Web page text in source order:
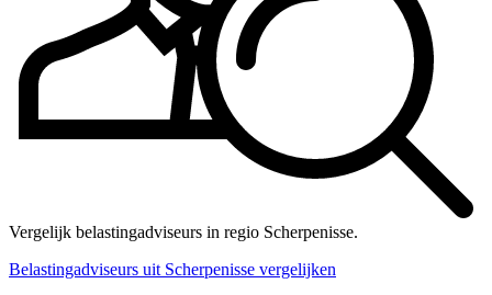
Vergelijk belastingadviseurs in regio Scherpenisse.
Belastingadviseurs uit Scherpenisse vergelijken